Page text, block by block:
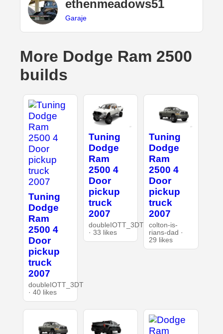
ethenmeadows51
Garaje
More Dodge Ram 2500
builds
Tuning
Dodge
Ram
2500 4
Door
pickup
truck
2007
doubleIOTT_3DT
· 40 likes
Tuning
Dodge
Ram
2500 4
Door
pickup
truck
2007
doubleIOTT_3DT
· 33 likes
Tuning
Dodge
Ram
2500 4
Door
pickup
truck
2007
colton-is-
rians-dad ·
29 likes